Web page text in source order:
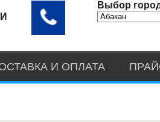
Выбор
И ОПЛАТА